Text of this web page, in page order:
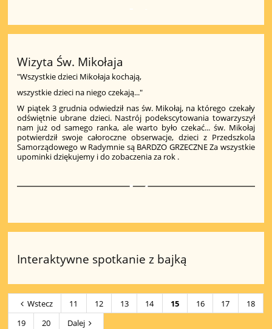
Wizyta Św. Mikołaja
"Wszystkie dzieci Mikołaja kochają,
wszystkie dzieci na niego czekają..."
W piątek 3 grudnia odwiedził nas św. Mikołaj, na którego czekały
odświętnie ubrane dzieci. Nastrój podekscytowania towarzyszył
nam już od samego ranka, ale warto było czekać... św. Mikołaj
potwierdził swoje całoroczne obserwacje, dzieci z Przedszkola
Samorządowego w Radymnie są BARDZO GRZECZNE Za wszystkie
upominki dziękujemy i do zobaczenia za rok .
4
Interaktywne spotkanie z bajką
Wstecz 11 12 13 14 15 16 17
18
19
20 Dalej